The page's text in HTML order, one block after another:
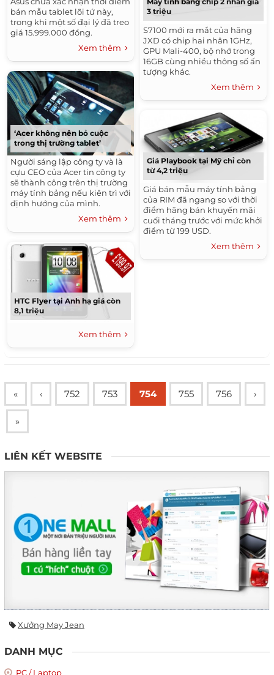
bán mẫu tablet lõi tứ này,
trong khi một số đại lý đã treo
giá 15.999.000 đồng.
Xem thêm
‘Acer không nên bỏ cuộc
trong thị trường tablet’
Người sáng lập công ty và là
cựu CEO của Acer tin công ty
sẽ thành công trên thị trường
máy tính bảng nếu kiên trì với
định hướng của mình.
Xem thêm
HTC Flyer tại Anh hạ giá còn
8,1 triệu
Xem thêm
3 triệu
S7100 mới ra mắt của hãng
JXD có chip hai nhân 1GHz,
GPU Mali-400, bộ nhớ trong
16GB cùng nhiều thông số ấn
tượng khác.
Xem thêm
Giá Playbook tại Mỹ chỉ còn
từ 4,2 triệu
Giá bán mẫu máy tính bảng
của RIM đã ngang so với thời
điểm hãng bán khuyến mãi
cuối tháng trước với mức khởi
điểm từ 199 USD.
Xem thêm
« ‹ 752 753 754 755 756 ›
»
LIÊN KẾT WEBSITE
Xưởng May Jean
DANH MỤC
PC / Laptop